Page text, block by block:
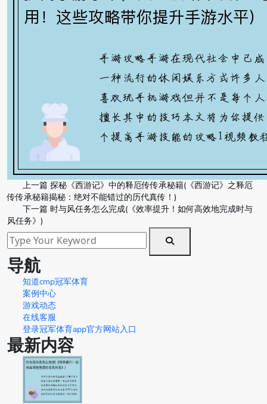
上一篇 探秘《西游记》中的释厄传传承秘籍(《西游记》之释厄
传传承秘籍揭秘：绝对不能错过的历代真传！)
下一篇 时与风任务怎么完成(《效率提升！如何高效地完成时与
风任务》)
导航
知道cmp冠军体育
案例中心
游戏动态
在线客服
登录冠军体育app官方网站入口
最新内容